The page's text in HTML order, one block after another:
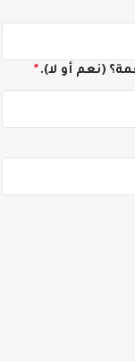
(نعم أو لا).*